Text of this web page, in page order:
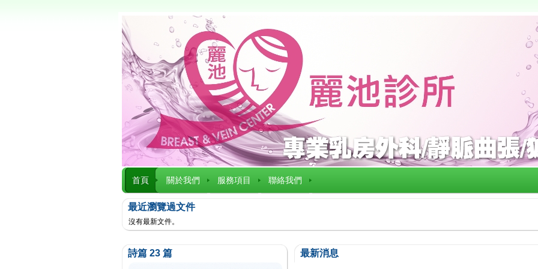
首頁 關於我們 服務項目 聯絡我們
最近瀏覽過文件
沒有最新文件。
詩篇 23 篇 最新消息